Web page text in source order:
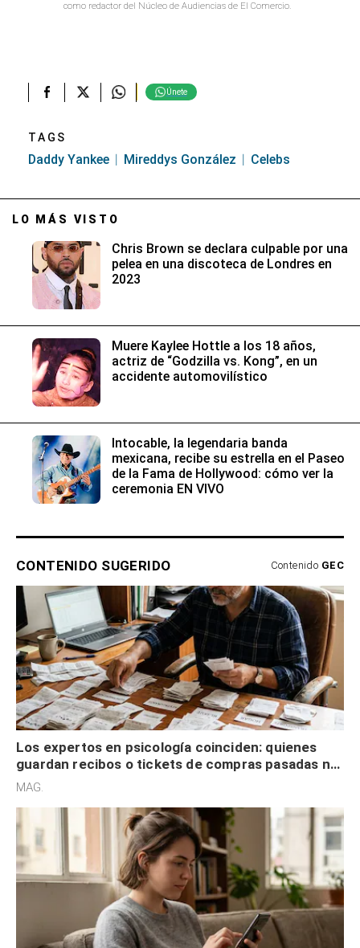
como redactor del Núcleo de Audiencias de El Comercio.
Únete
TAGS
Daddy Yankee Mireddys González Celebs
LO MÁS VISTO
Chris Brown se declara culpable por una
pelea en una discoteca de Londres en
2023
Muere Kaylee Hottle a los 18 años,
actriz de “Godzilla vs. Kong”, en un
accidente automovilístico
Intocable, la legendaria banda
mexicana, recibe su estrella en el Paseo
de la Fama de Hollywood: cómo ver la
ceremonia EN VIVO
CONTENIDO SUGERIDO Contenido GEC
Los expertos en psicología coinciden: quienes
guardan recibos o tickets de compras pasadas no
son acumuladores, sino que tienen necesidad de
MAG.